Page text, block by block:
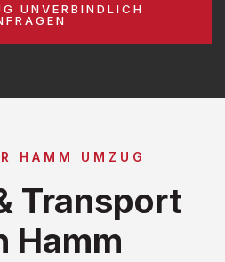
UNVERBINDLICH
HAMM UMZUG
Transport
Hamm